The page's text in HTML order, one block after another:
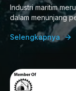
Industri maritim
dalam menunjang
Selengkapnya